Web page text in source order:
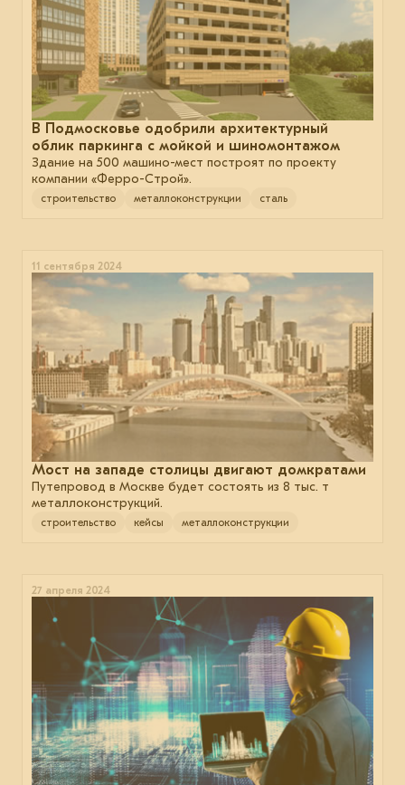
В Подмосковье одобрили архитектурный
облик паркинга с мойкой и шиномонтажом
Здание на 500 машино-мест построят по проекту
компании «Ферро-Строй».
строительство металлоконструкции сталь
11 сентября 2024
Мост на западе столицы двигают домкратами
Путепровод в Москве будет состоять из 8 тыс. т
металлоконструкций.
строительство кейсы металлоконструкции
27 апреля 2024